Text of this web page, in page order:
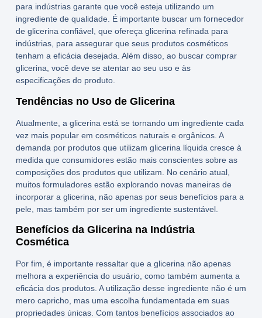
para indústriasgarante que você esteja utilizando um
ingrediente de qualidade. É importante buscar um fornecedor
de glicerina confiável, que ofereça glicerina refinada para
indústrias, para assegurar que seus produtos cosméticos
tenham a eficácia desejada. Além disso, ao buscar comprar
glicerina , você deve se atentar ao seu uso e às
especificações do produto.
Tendências no Uso de Glicerina
Atualmente, a glicerina está se tornando um ingrediente cada
vez mais popular em cosméticos naturais e orgânicos. A
demanda por produtos que utilizam glicerina líquida cresce à
medida que consumidores estão mais conscientes sobre as
composições dos produtos que utilizam. No cenário atual,
muitos formuladores estão explorando novas maneiras de
incorporar a glicerina, não apenas por seus benefícios para a
pele, mas também por ser um ingrediente sustentável.
Benefícios da Glicerina na Indústria
Cosmética
Por fim, é importante ressaltar que a glicerina não apenas
melhora a experiência do usuário, como também aumenta a
eficácia dos produtos. A utilização desse ingrediente não é um
mero capricho, mas uma escolha fundamentada em suas
propriedades únicas. Com tantos benefícios associados ao